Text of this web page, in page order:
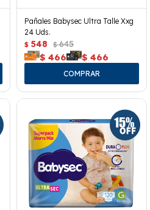
Pañales Babysec Ultra Talle Xxg
24 Uds.
$ 548 $ 645
$ 466 $ 466